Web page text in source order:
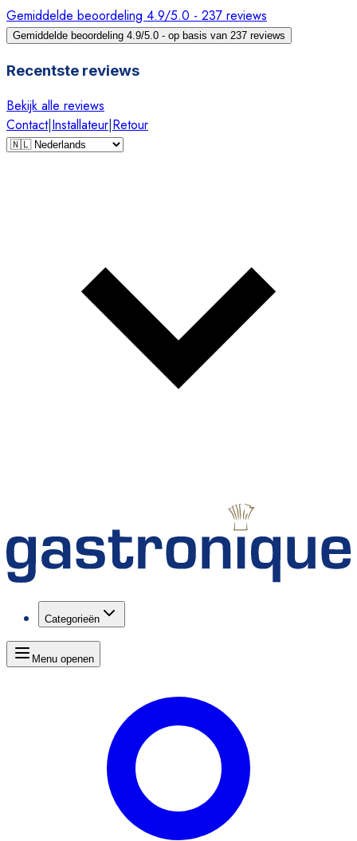
Gemiddelde beoordeling 4.9/5.0 - 237 reviews
Gemiddelde beoordeling 4.9/5.0 - op basis van 237 reviews
Recentste reviews
Bekijk alle reviews
Contact|Installateur|Retour
Categorieën
Menu openen